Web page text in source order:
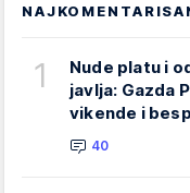
1
Nude platu i
javlja: Gazda
vikende i
40